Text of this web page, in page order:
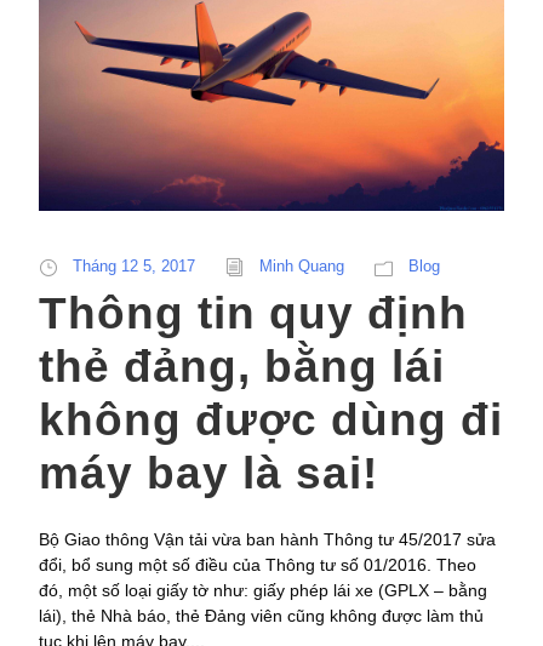
Tháng 12 5, 2017 Minh Quang Blog
Thông tin quy định
thẻ đảng, bằng lái
không được dùng đi
máy bay là sai!
Bộ Giao thông Vận tải vừa ban hành Thông tư 45/2017 sửa
đổi, bổ sung một số điều của Thông tư số 01/2016. Theo
đó, một số loại giấy tờ như: giấy phép lái xe (GPLX – bằng
lái), thẻ Nhà báo, thẻ Đảng viên cũng không được làm thủ
tục khi lên máy bay....